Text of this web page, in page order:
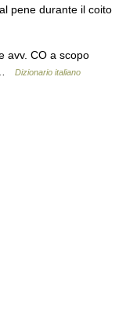
pene durante il coito
avv. CO a scopo
…
Dizionario italiano